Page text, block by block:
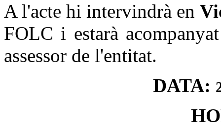
A l'acte hi intervindrà en
FOLC i estarà
assessor de l'entitat.
DATA: